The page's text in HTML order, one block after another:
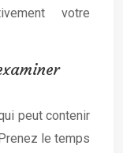
votre
peut contenir
le temps